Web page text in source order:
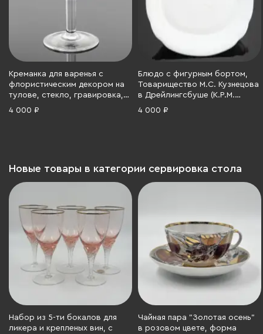
Креманка для варенья с
флористическим декором на
тулове, стекло, гравировка,
шлифовка, СССР, 1970-1980 гг.
4 000 ₽
Блюдо с фигурным бортом,
Товарищество М.С. Кузнецова
в Дрейлингсбуше (K.P.M.
Dreylingsbusch), фаянс,
4 000 ₽
Новые товары в категории сервировка стола
Набор из 5-ти бокалов для
ликера и крепленых вин, с
Чайная пара "Золотая осень"
в розовом цвете, форма